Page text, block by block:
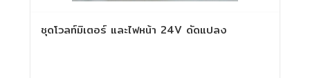
ชุดโวลท์มิเตอร์ และไฟหน้า 24V ดัดแปลง